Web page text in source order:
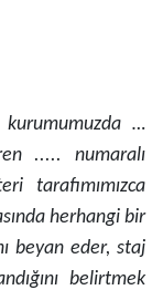
…
..... numaralı
tarafımımızca
herhangi bir
beyan eder, staj
belirtmek